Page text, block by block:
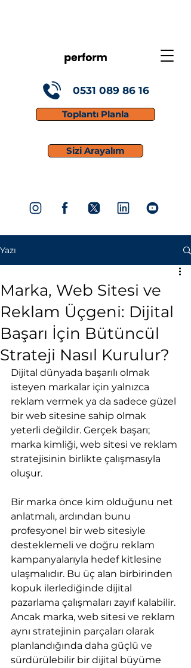
Toplantı Planla
Sizi Arayalım
0531 089 86 16
Yazı
Marka, Web Sitesi ve
Reklam Üçgeni: Dijital
Başarı İçin Bütüncül
Strateji Nasıl Kurulur?
Dijital dünyada başarılı olmak
isteyen markalar için yalnızca
reklam vermek ya da sadece güzel
bir web sitesine sahip olmak
yeterli değildir. Gerçek başarı;
marka kimliği, web sitesi ve reklam
stratejisinin birlikte çalışmasıyla
oluşur.
Bir marka önce kim olduğunu net
anlatmalı, ardından bunu
profesyonel bir web sitesiyle
desteklemeli ve doğru reklam
kampanyalarıyla hedef kitlesine
ulaşmalıdır. Bu üç alan birbirinden
kopuk ilerlediğinde dijital
pazarlama çalışmaları zayıf kalabilir.
Ancak marka, web sitesi ve reklam
aynı stratejinin parçaları olarak
planlandığında daha güçlü ve
sürdürülebilir bir dijital büyüme